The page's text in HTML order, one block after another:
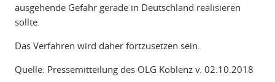
ausgehende Gefahr gerade in Deutschland realisieren
sollte.
Das Verfahren wird daher fortzusetzen sein.
Quelle: Pressemitteilung des OLG Koblenz v. 02.10.2018